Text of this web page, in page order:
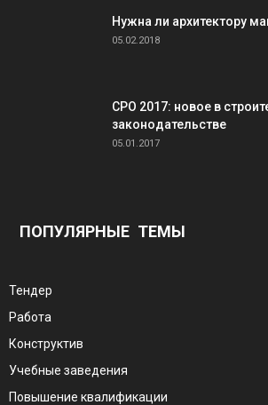
Нужна ли архитектору
05.02.2018
СРО 2017: новое в
законодательстве
05.01.2017
ПОПУЛЯРНЫЕ ТЕМЫ
Тендер
Работа
Конструктив
Учебные заведения
Повышение квалификации